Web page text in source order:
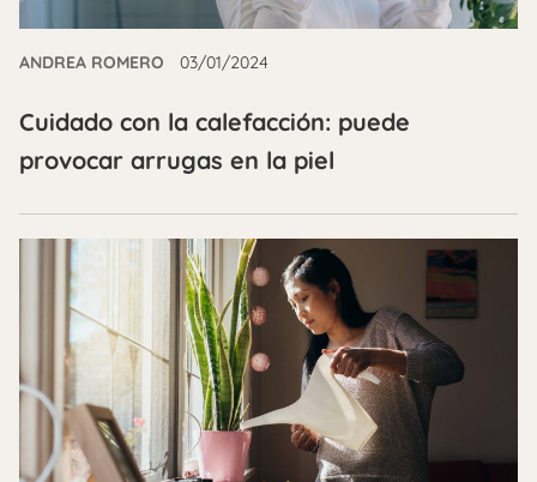
ANDREA ROMERO 03/01/2024
Cuidado con la calefacción: puede
provocar arrugas en la piel